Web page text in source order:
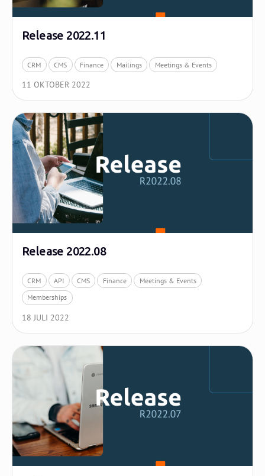
Release 2022.11
CRM CMS Finance Mailings Meetings & Events
11 OKTOBER 2022
Release 2022.08
CRM API CMS Finance
Meetings & Events
Memberships
18 JULI 2022